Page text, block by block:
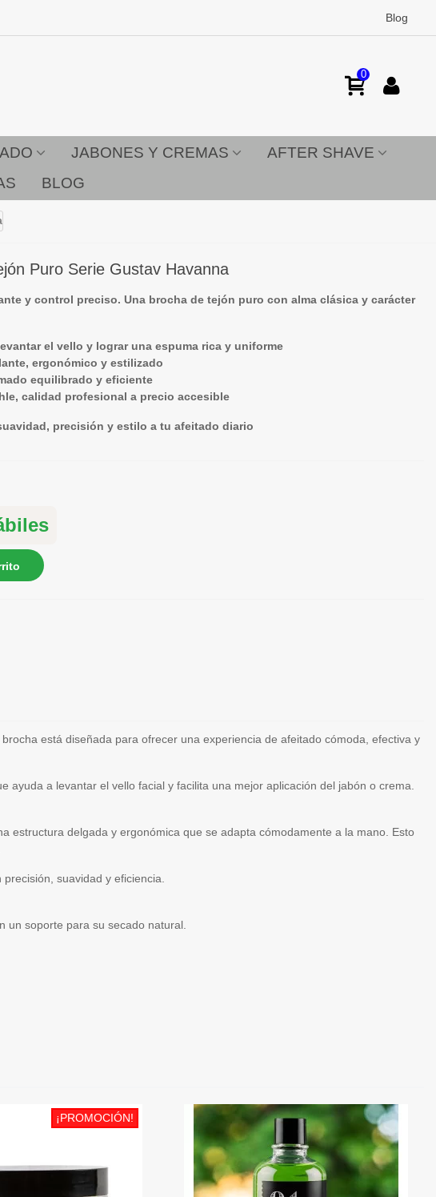
Blog
0
JABONES Y CREMAS
AFTER SHAVE
BLOG
Puro Serie Gustav Havanna
y control preciso. Una brocha de tejón puro con alma clásica y carácter
el vello y lograr una espuma rica y uniforme
ergonómico y estilizado
equilibrado y eficiente
calidad profesional a precio accesible
precisión y estilo a tu afeitado diario
está diseñada para ofrecer una experiencia de afeitado cómoda, efectiva y
a levantar el vello facial y facilita una mejor aplicación del jabón o crema.
estructura delgada y ergonómica que se adapta cómodamente a la mano. Esto
suavidad y eficiencia.
un soporte para su secado natural.
¡PROMOCIÓN!